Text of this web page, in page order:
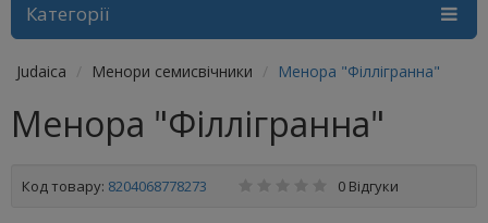
Категорії
Judaica Менори семисвічники Менора "Філлігранна"
Менора "Філлігранна"
Код товару: 8204068778273 0 Відгуки